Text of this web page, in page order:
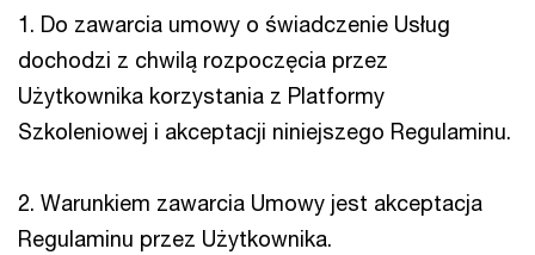
1. Do zawarcia umowy o świadczenie Usług
dochodzi z chwilą rozpoczęcia przez
Użytkownika korzystania z Platformy
Szkoleniowej i akceptacji niniejszego Regulaminu.
2. Warunkiem zawarcia Umowy jest akceptacja
Regulaminu przez Użytkownika.